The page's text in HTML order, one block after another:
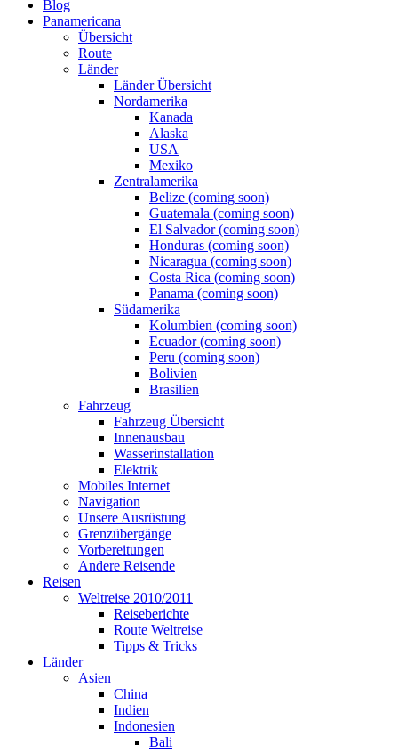
Blog
Panamericana
Übersicht
Route
Länder
Länder Übersicht
Nordamerika
Kanada
Alaska
USA
Mexiko
Zentralamerika
Belize (coming soon)
Guatemala (coming soon)
El Salvador (coming soon)
Honduras (coming soon)
Nicaragua (coming soon)
Costa Rica (coming soon)
Panama (coming soon)
Südamerika
Kolumbien (coming soon)
Ecuador (coming soon)
Peru (coming soon)
Bolivien
Brasilien
Fahrzeug
Fahrzeug Übersicht
Innenausbau
Wasserinstallation
Elektrik
Mobiles Internet
Navigation
Unsere Ausrüstung
Grenzübergänge
Vorbereitungen
Andere Reisende
Reisen
Weltreise 2010/2011
Reiseberichte
Route Weltreise
Tipps & Tricks
Länder
Asien
China
Indien
Indonesien
Bali